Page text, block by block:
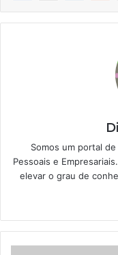
Somos um portal
Pessoais e
elevar o grau de